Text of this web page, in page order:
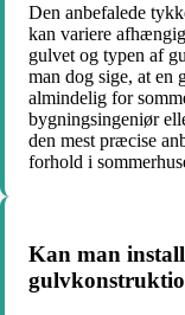
Den anbefalede
kan variere
gulvet og typen af
man dog sige, at en
almindelig for
bygningsingeniør
den mest præcise
forhold i
Kan man